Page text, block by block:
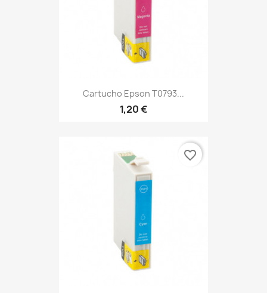
Cartucho Epson T0793...
1,20 €
favorite_border